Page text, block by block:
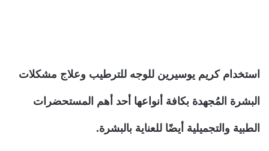
استخدام كريم يوسيرين للوجه للترطيب وعلاج مشكلات
البشرة المُجهدة بكافة أنواعها أحد أهم المستحضرات
الطبية والتجميلية أيضًا للعناية بالبشرة.